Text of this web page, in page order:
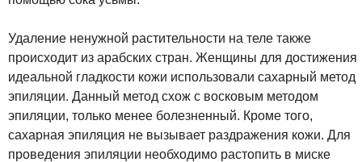
Удаление ненужной растительности на теле также
происходит из арабских стран. Женщины для достижения
идеальной гладкости кожи использовали сахарный метод
эпиляции. Данный метод схож с восковым методом
эпиляции, только менее болезненный. Кроме того,
сахарная эпиляция не вызывает раздражения кожи. Для
проведения эпиляции необходимо растопить в миске